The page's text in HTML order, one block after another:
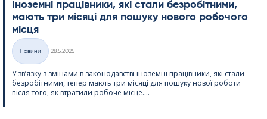
Іноземні працівники, які стали безробітними,
мають три місяці для пошуку нового робочого
місця
Категорії
Новини
28.5.2025
У зв’язку з змінами в законодавстві іноземні працівники, які стали
безробітними, тепер мають три місяці для пошуку нової роботи
після того, як втратили робоче місце....